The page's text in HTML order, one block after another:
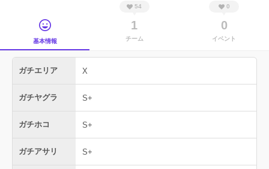
基本情報
54
1
チーム
0
0
イベント
ガチエリア X
ガチヤグラ S+
ガチホコ S+
ガチアサリ S+